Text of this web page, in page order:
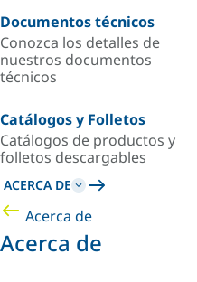
Documentos técnicos
Conozca los detalles de
nuestros documentos
técnicos
Catálogos y Folletos
Catálogos de productos y
folletos descargables
ACERCA DE
Acerca de
Acerca de